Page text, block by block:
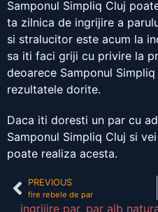
Samponul Simpliq Cluj
ta zilnica de ingrijire a
si stralucitor este acum la
sa iti faci griji cu privire la
deoarece Samponul
rezultatele dorite.
Daca iti doresti un par cu
Samponul Simpliq Cluj si
poate realiza acesta.
PREVIOUS
fire rebele de par
ingrijire par, par alb